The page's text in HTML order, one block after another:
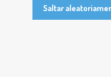
Saltar